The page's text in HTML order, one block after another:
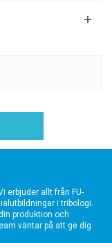
erbjuder allt från FU-
i tribologi.
produktion och
väntar på att ge dig